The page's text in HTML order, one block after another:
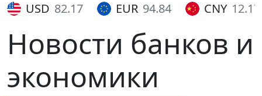
USD 82.17 EUR 94.84 CNY 12.17
Новости банков и
экономики